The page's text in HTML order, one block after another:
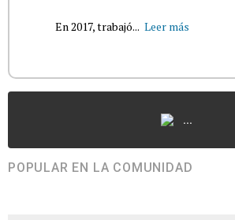
En 2017, trabajó... Leer más
...
POPULAR EN LA COMUNIDAD